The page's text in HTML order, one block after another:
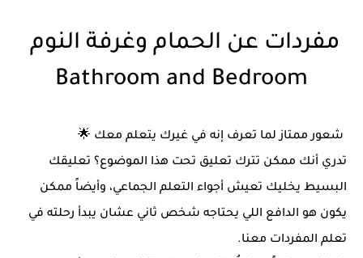
مفردات عن الحمام وغرفة النوم
Bathroom and Bedroom
شعور ممتاز لما تعرف إنه في غيرك يتعلم معك 🌟
تدري أنك ممكن تترك تعليق تحت هذا الموضوع؟ تعليقك
البسيط يخليك تعيش أجواء التعلم الجماعي، وأيضاً ممكن
يكون هو الدافع اللي يحتاجه شخص ثاني عشان يبدأ رحلته في
تعلم المفردات معنا.